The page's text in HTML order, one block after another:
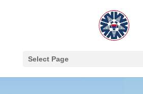
Select Page